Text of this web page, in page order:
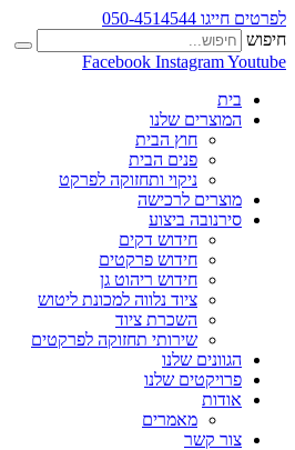
לפרטים חייגו 050-4514544
חיפוש
Facebook InstagramYoutube
בית
המוצרים שלנו
חוץ הבית
פנים הבית
ניקוי ותחזוקה לפרקט
מוצרים לרכישה
סירנובה ביצוע
חידוש דקים
חידוש פרקטים
חידוש ריהוט גן
ציוד נלווה למכונת ליטוש
השכרת ציוד
שירותי תחזוקה לפרקטים
הגוונים שלנו
פרויקטים שלנו
אודות
מאמרים
צור קשר